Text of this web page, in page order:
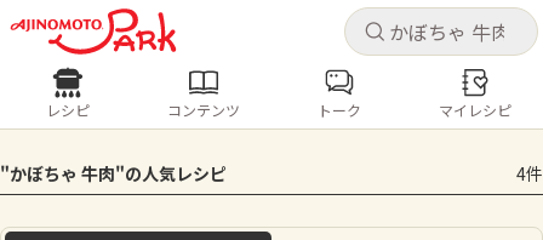
キャ
ログインするとレシピを保存できます
ログイン
キャ
レシピ コンテンツ
人気の食材・レシピ
レシピ コンテンツ トーク マイレシピ
"かぼちゃ 牛肉"の人気レシピ 4件